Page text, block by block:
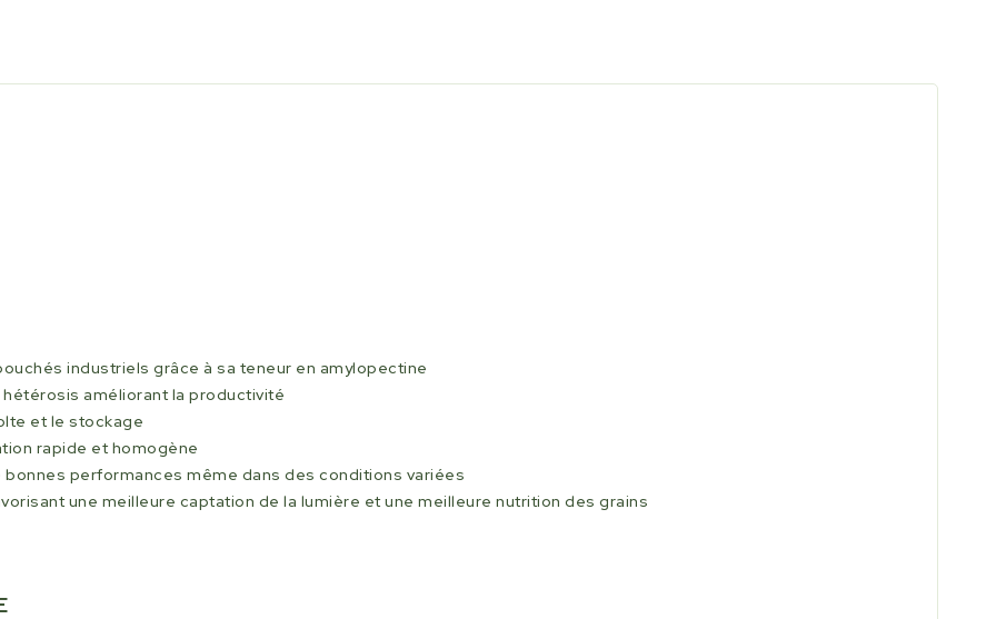
industriels grâce à sa teneur en amylopectine
améliorant la productivité
et le stockage
rapide et homogène
bonnes performances même dans des conditions variées
une meilleure captation de la lumière et une meilleure nutrition des grains